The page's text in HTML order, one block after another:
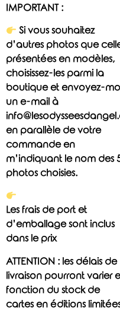
IMPORTANT :
Si vous souhaitez
d’autres photos que
présentées en modèles,
choisissez-les parmi la
boutique et envoyez-
un e-mail à
en parallèle de votre
commande en
m’indiquant le nom des
photos choisies.
Les frais de port et
d’emballage sont inclus
dans le prix
ATTENTION : les délais de
livraison pourront varier
fonction du stock de
cartes en éditions